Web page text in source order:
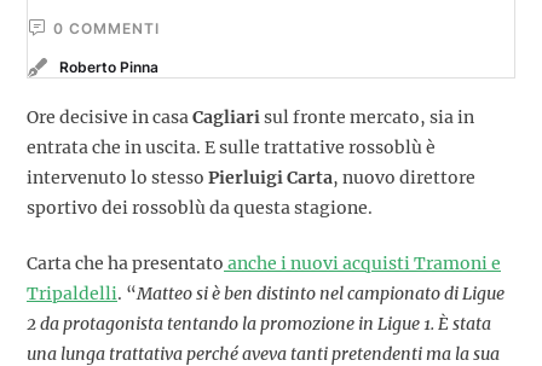
0 COMMENTI
Roberto Pinna
Ore decisive in casaCagliarisul fronte mercato, sia in
entrata che in uscita. E sulle trattative rossoblù è
intervenuto lo stesso Pierluigi Carta, nuovo direttore
sportivo dei rossoblù da questa stagione.
Carta che ha presentato anche i nuovi acquisti Tramoni e
Tripaldelli. “Matteo si è ben distinto nel campionato di Ligue
2 da protagonista tentando la promozione in Ligue 1. È stata
una lunga trattativa perché aveva tanti pretendenti ma la sua